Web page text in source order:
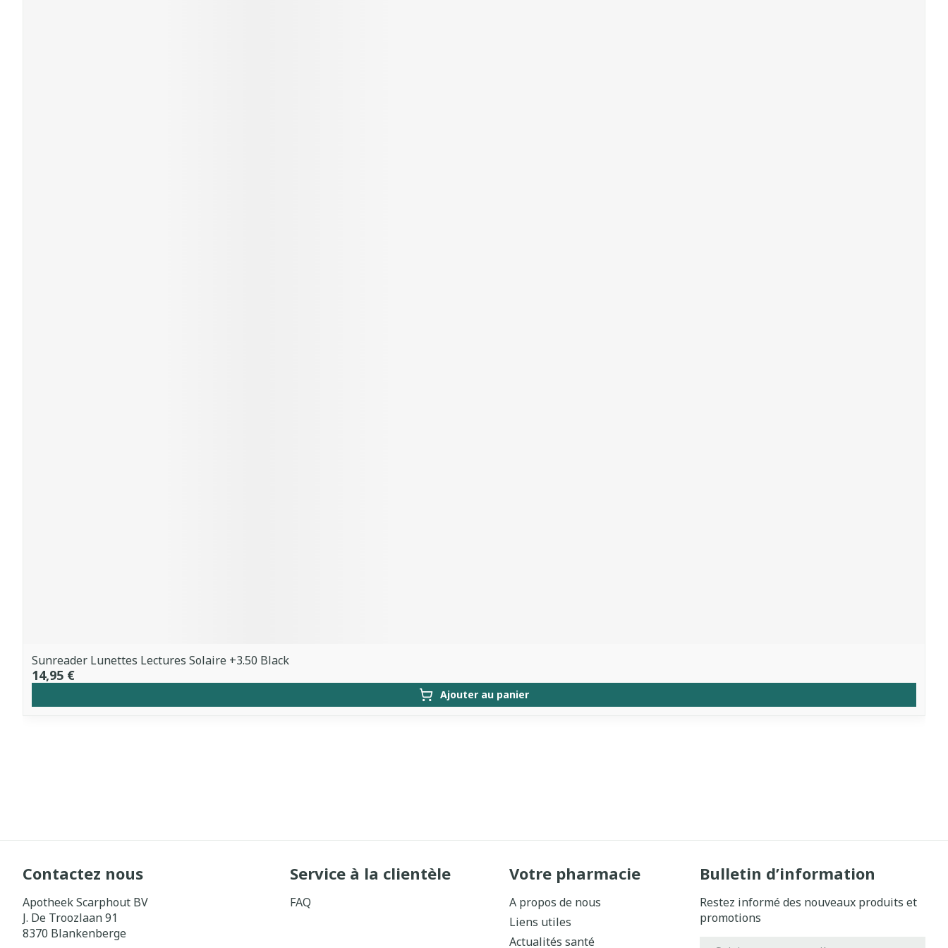
Sunreader Lunettes Lectures Solaire +3.50 Black
14,95 €
Ajouter au panier
Contactez nous
Apotheek Scarphout BV
J. De Troozlaan 91
8370 Blankenberge
Service à la clientèle
FAQ
Votre pharmacie
A propos de nous
Liens utiles
Actualités santé
Bulletin d’information
Restez informé des nouveaux produits et
promotions